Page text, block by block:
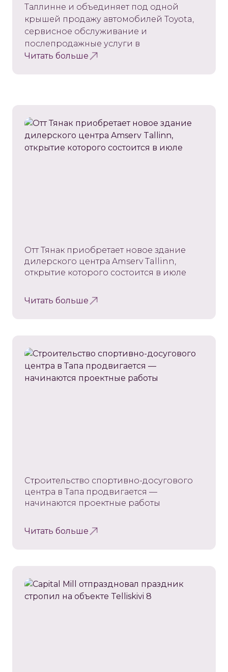
Таллинне и объединяет под одной
крышей продажу автомобилей Toyota,
сервисное обслуживание и
послепродажные услуги в
Читать больше
Отт Тянак приобретает новое здание
дилерского центра Amserv Tallinn,
открытие которого состоится в июле
Читать больше
Строительство спортивно-досугового
центра в Тапа продвигается —
начинаются проектные работы
Читать больше